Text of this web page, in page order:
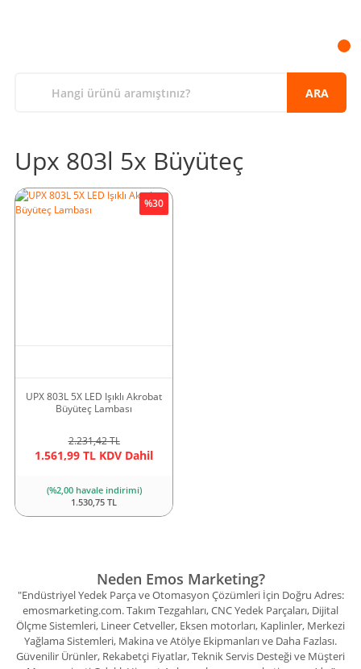
ARA
Upx 803l 5x Büyüteç
UPX 803L 5X LED Işıklı Akrobat
Büyüteç Lambası
2.231,42 TL
1.561,99 TL KDV Dahil
%30
(%2,00 havale indirimi)
1.530,75 TL
Neden Emos Marketing?
"Endüstriyel Yedek Parça ve Otomasyon Çözümleri İçin Doğru Adres:
emosmarketing.com. Takım Tezgahları, CNC Yedek Parçaları, Dijital
Ölçme Sistemleri, Lineer Cetveller, Eksen motorları, Kaplinler, Merkezi
Yağlama Sistemleri, Makina ve Atölye Ekipmanları ve Daha Fazlası.
Güvenilir Ürünler, Rekabetçi Fiyatlar, Teknik Servis Desteği ve Müşteri